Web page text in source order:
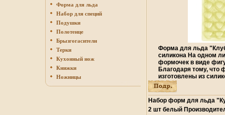
Форма для льда
Набор для специй
Подушки
Полотенце
Брызгогасители
Терки
Кухонный нож
Книжки
Ножницы
оживят коктейль, но
настроения гостям
Характеристики:
см x 2,5 см Средний
х 4 см Материал:
Китай Артикул:
Форма для льда
силикона На одном
формочек в виде
Благодаря тому, что
изготовлены из
вынимать легко и
достать льдинки,
держать под теплой
использовать нож
традиционным
Набор форм для льда
2 шт белый